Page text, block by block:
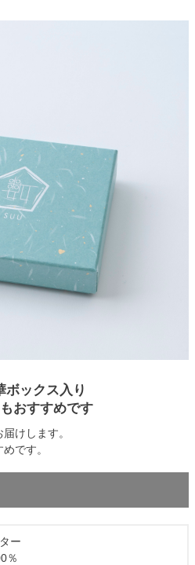
ボックス入り
おすすめです
けします。
です。
ー
％